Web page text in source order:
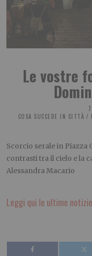
Le vostre
COSA SUCCEDE IN CITTÀ /
Scorcio serale in Piazza
contrasti tra il cielo e la
Alessandra Macario
Leggi qui le ultime